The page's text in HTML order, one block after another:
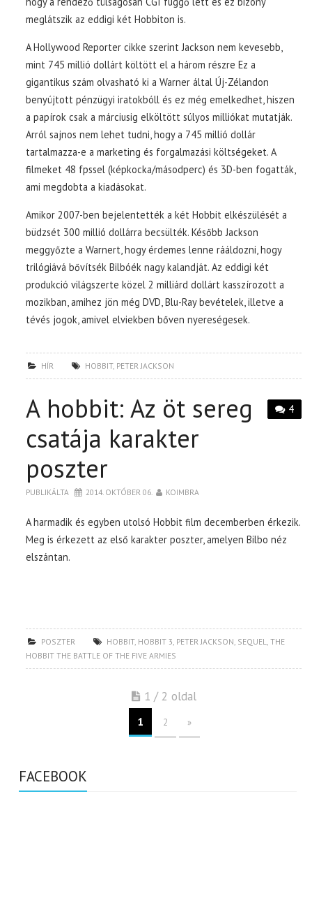
meglátszik az eddigi két Hobbiton is.
A Hollywood Reporter cikke szerint Jackson nem kevesebb,
mint 745 millió dollárt költött el a három részre Ez a
gigantikus szám olvasható ki a Warner által Új-Zélandon
benyújtott pénzügyi iratokbóll és ez még emelkedhet, hiszen
a papírok csak a márciusig elköltött súlyos milliókat mutatják.
Arról sajnos nem lehet tudni, hogy a 745 millió dollár
tartalmazza-e a marketing és forgalmazási költségeket. A
filmeket 48 fpssel (képkocka/másodperc) és 3D-ben fogatták,
ami megdobta a kiadásokat.
Amikor 2007-ben bejelentették a két Hobbit elkészülését a
büdzsét 300 millió dollárra becsülték. Később Jackson
meggyőzte a Warnert, hogy érdemes lenne rááldozni, hogy
trilógiává bővítsék Bilbóék nagy kalandját. Az eddigi két
produkció világszerte közel 2 milliárd dollárt kasszírozott a
mozikban, amihez jön még DVD, Blu-Ray bevételek, illetve a
tévés jogok, amivel elviekben bőven nyereségesek.
HÍR HOBBIT, PETER JACKSON
4
A hobbit: Az öt sereg
csatája karakter
poszter
PUBLIKÁLTA 2014. OKTÓBER 06. KOIMBRA
A harmadik és egyben utolsó Hobbit film decemberben érkezik.
Meg is érkezett az első karakter poszter, amelyen Bilbo néz
elszántan.
POSZTER HOBBIT, HOBBIT 3 PETER JACKSON SEQUEL ,THE
HOBBIT THE BATTLE OF THE FIVE ARMIES
1 / 2 oldal
1 2 »
FACEBOOK